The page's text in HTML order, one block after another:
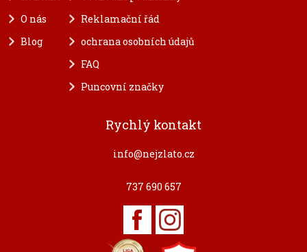
O nás
Blog
Reklamační řád
ochrana osobních údajů
FAQ
Puncovní značky
Rychlý kontakt
info@nejzlato.cz
737 690 657